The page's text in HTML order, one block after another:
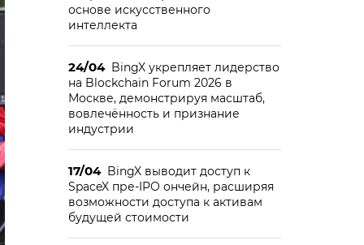
основе искусственного
интеллекта
24/04 BingX укрепляет лидерство
на Blockchain Forum 2026 в
Москве, демонстрируя масштаб,
вовлечённость и признание
индустрии
17/04 BingX выводит доступ к
SpaceX пре-IPO ончейн, расширяя
возможности доступа к активам
будущей стоимости